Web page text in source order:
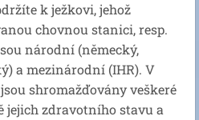
k ježkovi, jehož
chovnou stanici, resp.
národní (německý,
a mezinárodní (IHR). V
shromažďovány veškeré
jejich zdravotního stavu a